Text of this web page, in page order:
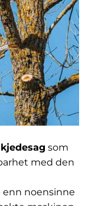
som
med den
noensinne